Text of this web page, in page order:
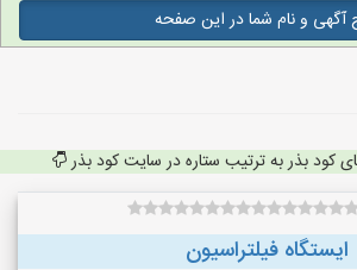
آگهی و نام شما در این صفحه
کود بذر به ترتیب ستاره در سایت کود بذر
ایستگاه فیلتراسیون